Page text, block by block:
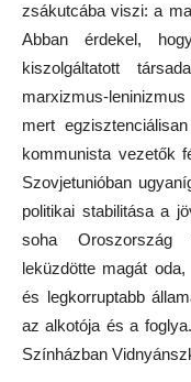
zsákutcába viszi: a
Abban érdekel,
kiszolgáltatott
marxizmus-
mert
kommunista vezetők
Szovjetunióban
politikai stabilitása a
soha Oroszország
leküzdötte magát
és legkorruptabb
az alkotója és a
Színházban